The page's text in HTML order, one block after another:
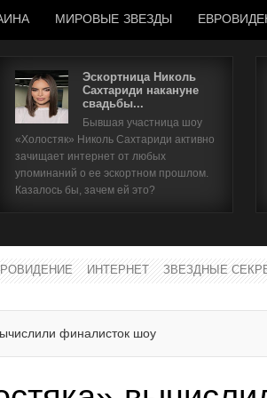
МИРОВЫЕ ЗВЕЗДЫ
Эскортница Николь
Сахтариди накануне
свадьбы...
Бывшая участница шоу
«Холостяк» Николь Сахтариди активно
зачищает интернет от любых
упоминаний о ее эскортном прошлом.
Казалось бы, зачем ей это?
ИНТЕРНЕТ ЗВЕЗДНЫЕ
финалисток шоу
Имя